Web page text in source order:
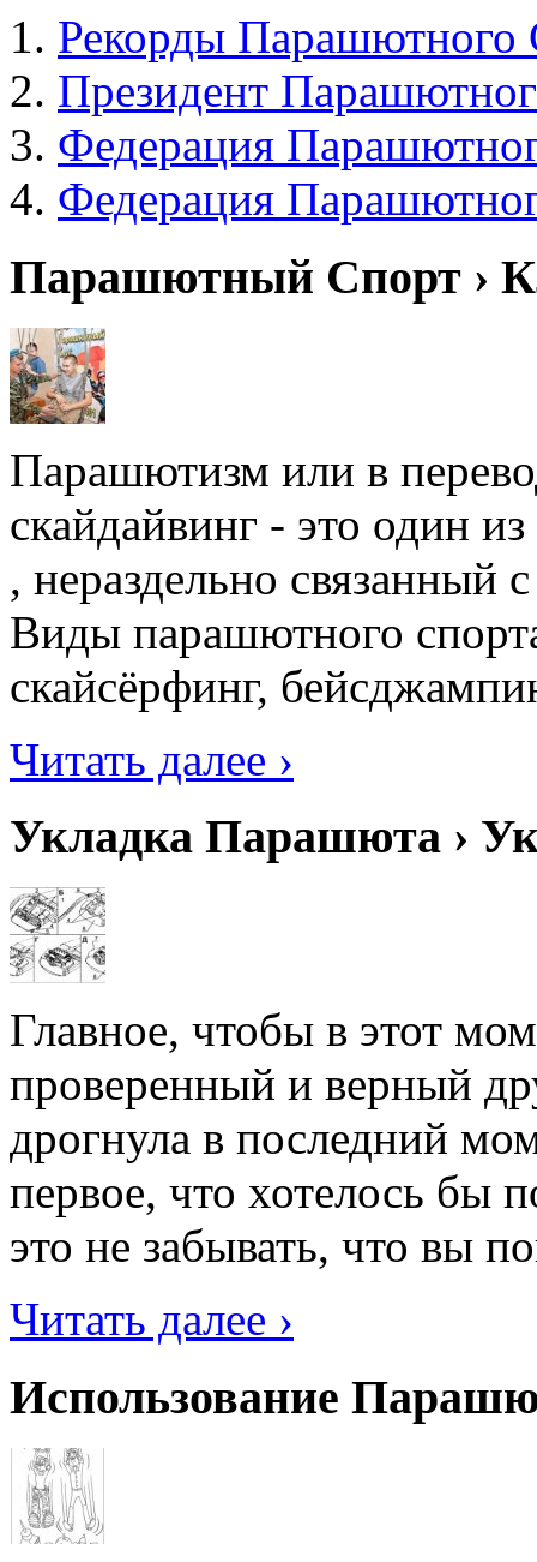
Рекорды Парашютного
Президент
Федерация
Федерация
Парашютный Спорт ›
Парашютизм или в
скайдайвинг - это один
, нераздельно
Виды парашютного
скайсёрфинг,
Читать далее ›
Укладка Парашюта ›
Главное, чтобы в этот
проверенный и верный
дрогнула в последний
первое, что хотелось бы
это не забывать, что вы
Читать далее ›
Использование